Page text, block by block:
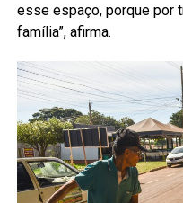
esse espaço, porque por
família”, afirma.